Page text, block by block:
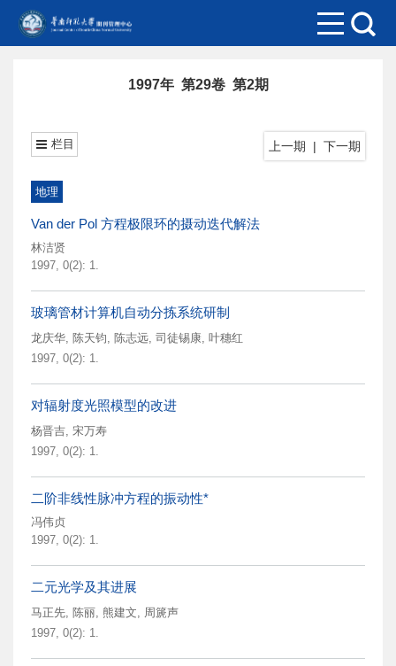
1997年 第29卷 第2期
上一期 | 下一期
栏目
地理
Van der Pol 方程极限环的摄动迭代解法
林洁贤
1997, 0(2): 1.
玻璃管材计算机自动分拣系统研制
龙庆华, 陈天钧, 陈志远, 司徒锡康, 叶穗红
1997, 0(2): 1.
对辐射度光照模型的改进
杨晋吉, 宋万寿
1997, 0(2): 1.
二阶非线性脉冲方程的振动性*
冯伟贞
1997, 0(2): 1.
二元光学及其进展
马正先, 陈丽, 熊建文, 周篪声
1997, 0(2): 1.